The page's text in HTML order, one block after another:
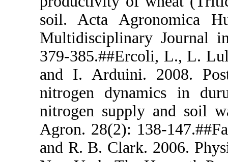
soil. Acta
379-
and I.
nitrogen
nitrogen
Agron.
and R. B.